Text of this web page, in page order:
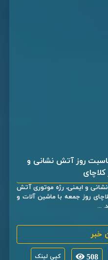
روز آتش نشانی و
و ایمنی، رژه موتوری آتش
روز جمعه با ماشین آلات و
...
خبر
508 کپی لینک